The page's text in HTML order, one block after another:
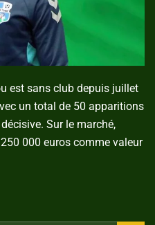
est sans club depuis juillet
un total de 50 apparitions
Sur le marché,
000 euros comme valeur